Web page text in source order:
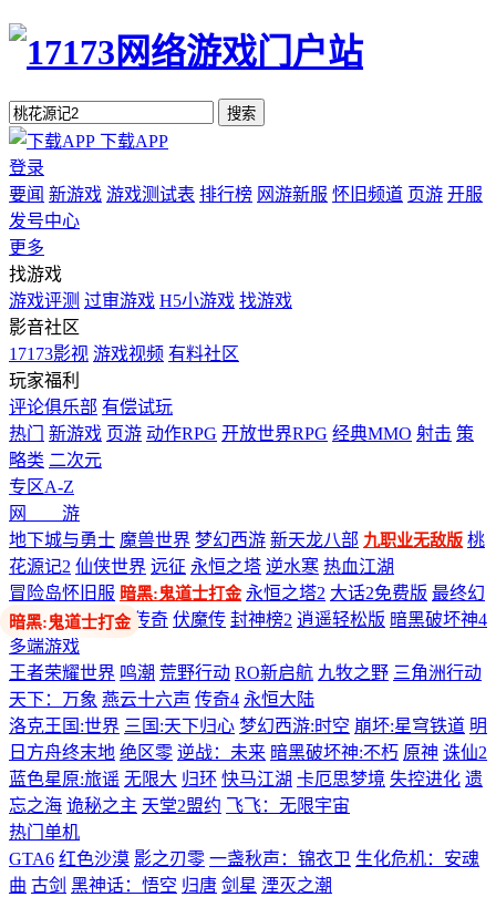
搜索
下载APP
登录
要闻 新游戏 游戏测试表 排行榜 网游新服 怀旧频道 页游 开服
发号中心
更多
找游戏
游戏评测 过审游戏 H5小游戏 找游戏
影音社区
17173影视 游戏视频 有料社区
玩家福利
评论俱乐部 有偿试玩
热门
新游戏 页游 动作RPG 开放世界RPG 经典MMO 射击 策
略类 二次元
专区A-Z
网 游
地下城与勇士 魔兽世界 梦幻西游 新天龙八部 九职业无敌版 桃
花源记2 仙侠世界 远征 永恒之塔 逆水寒 热血江湖
冒险岛怀旧服 暗黑:鬼道士打金 永恒之塔2 大话2免费版 最终幻
想14 剑网3 热血传奇 伏魔传 封神榜2 逍遥轻松版 暗黑破坏神4
多端游戏
王者荣耀世界 鸣潮 荒野行动 RO新启航 九牧之野 三角洲行动
天下：万象 燕云十六声 传奇4 永恒大陆
洛克王国:世界 三国:天下归心 梦幻西游:时空 崩坏:星穹铁道 明
日方舟终末地 绝区零 逆战：未来 暗黑破坏神:不朽 原神 诛仙2
蓝色星原:旅谣 无限大 归环 快马江湖 卡厄思梦境 失控进化 遗
忘之海 诡秘之主 天堂2盟约 飞飞：无限宇宙
热门单机
GTA6 红色沙漠 影之刃零 一盏秋声：锦衣卫 生化危机：安魂
曲 古剑 黑神话：悟空 归唐 剑星 湮灭之潮